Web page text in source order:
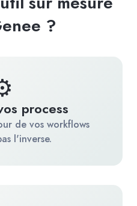
?
process
de vos workflows
l'inverse.